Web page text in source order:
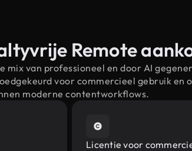
Remote
mix van professioneel en door AI
voor commercieel gebruik en
moderne contentworkflows.
Licentie voor